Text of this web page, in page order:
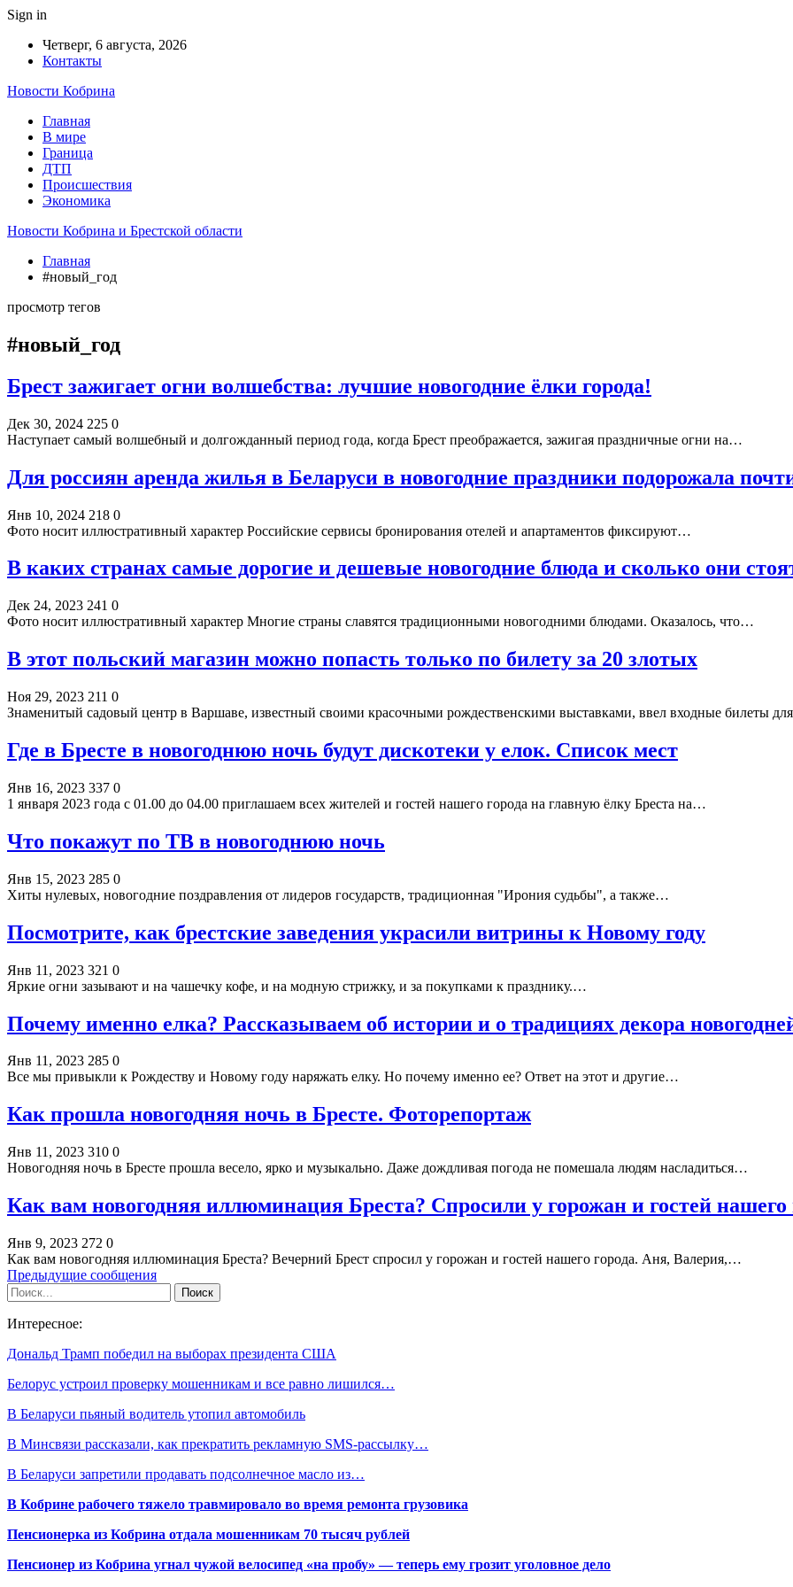
Sign in
Четверг, 6 августа, 2026
Контакты
Новости Кобрина
Главная
В мире
Граница
ДТП
Происшествия
Экономика
Новости Кобрина и Брестской области
Главная
#новый_год
просмотр тегов
#новый_год
Брест зажигает огни волшебства: лучшие новогодние ёлки города!
Дек 30, 2024 225 0
Наступает самый волшебный и долгожданный период года, когда Брест преображается, зажигая праздничные огни на…
Для россиян аренда жилья в Беларуси в новогодние праздники подорожала
Янв 10, 2024 218 0
Фото носит иллюстративный характер Российские сервисы бронирования отелей и апартаментов фиксируют…
В каких странах самые дорогие и дешевые новогодние блюда и сколько они
Дек 24, 2023 241 0
Фото носит иллюстративный характер Многие страны славятся традиционными новогодними блюдами. Оказалось, что…
В этот польский магазин можно попасть только по билету за 20 злотых
Ноя 29, 2023 211 0
Знаменитый садовый центр в Варшаве, известный своими красочными рождественскими выставками, ввел входные билеты
Где в Бресте в новогоднюю ночь будут дискотеки у елок. Список мест
Янв 16, 2023 337 0
1 января 2023 года с 01.00 до 04.00 приглашаем всех жителей и гостей нашего города на главную ёлку Бреста на…
Что покажут по ТВ в новогоднюю ночь
Янв 15, 2023 285 0
Хиты нулевых, новогодние поздравления от лидеров государств, традиционная "Ирония судьбы", а также…
Посмотрите, как брестские заведения украсили витрины к Новому году
Янв 11, 2023 321 0
Яркие огни зазывают и на чашечку кофе, и на модную стрижку, и за покупками к празднику.…
Почему именно елка? Рассказываем об истории и о традициях декора
Янв 11, 2023 285 0
Все мы привыкли к Рождеству и Новому году наряжать елку. Но почему именно ее? Ответ на этот и другие…
Как прошла новогодняя ночь в Бресте. Фоторепортаж
Янв 11, 2023 310 0
Новогодняя ночь в Бресте прошла весело, ярко и музыкально. Даже дождливая погода не помешала людям насладиться…
Как вам новогодняя иллюминация Бреста? Спросили у горожан и гостей нашего
Янв 9, 2023 272 0
Как вам новогодняя иллюминация Бреста? Вечерний Брест спросил у горожан и гостей нашего города. Аня, Валерия,…
Предыдущие сообщения
Интересное:
Дональд Трамп победил на выборах президента США
Белорус устроил проверку мошенникам и все равно лишился…
В Беларуси пьяный водитель утопил автомобиль
В Минсвязи рассказали, как прекратить рекламную SMS-рассылку…
В Беларуси запретили продавать подсолнечное масло из…
В Кобрине рабочего тяжело травмировало во время ремонта грузовика
Пенсионерка из Кобрина отдала мошенникам 70 тысяч рублей
Пенсионер из Кобрина угнал чужой велосипед «на пробу» — теперь ему грозит уголовное дело